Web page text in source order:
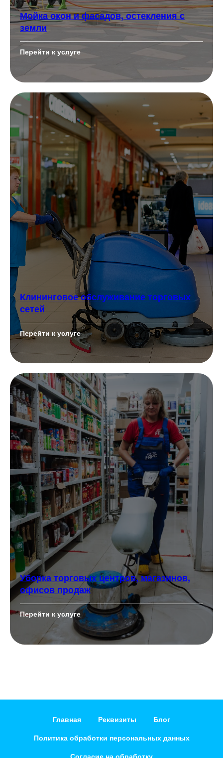
Мойка окон и фасадов, остекления с
земли
Перейти к услуге
Клининговое обслуживание торговых
сетей
Перейти к услуге
Уборка торговых центров, магазинов,
офисов продаж
Перейти к услуге
Главная Реквизиты Блог
Политика обработки персональных данных